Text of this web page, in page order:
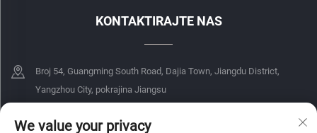
KONTAKTIRAJTE NAS
Broj 54, Guangming South Road, Dajia Town, Jiangdu District,
Yangzhou City, pokrajina Jiangsu
+86-18068849339
We value your privacy